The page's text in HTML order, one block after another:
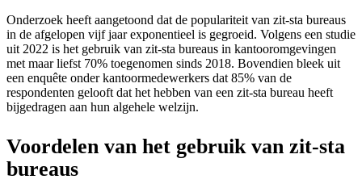
Onderzoek heeft aangetoond dat de populariteit van zit-sta bureaus
in de afgelopen vijf jaar exponentieel is gegroeid. Volgens een studie
uit 2022 is het gebruik van zit-sta bureaus in kantooromgevingen
met maar liefst 70% toegenomen sinds 2018. Bovendien bleek uit
een enquête onder kantoormedewerkers dat 85% van de
respondenten gelooft dat het hebben van een zit-sta bureau heeft
bijgedragen aan hun algehele welzijn.
Voordelen van het gebruik van zit-sta
bureaus